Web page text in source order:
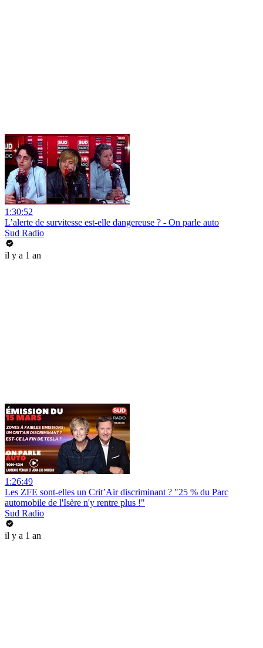
1:30:52
L’alerte de survitesse est-elle dangereuse ? - On parle auto
Sud Radio
il y a 1 an
1:26:49
Les ZFE sont-elles un Crit’Air discriminant ? "25 % du Parc
automobile de l'Isère n'y rentre plus !"
Sud Radio
il y a 1 an